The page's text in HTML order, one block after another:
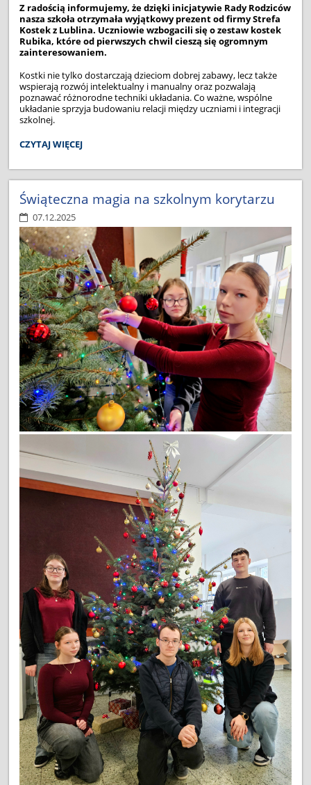
Z radością informujemy, że dzięki inicjatywie Rady Rodziców
nasza szkoła otrzymała wyjątkowy prezent od firmy Strefa
Kostek z Lublina. Uczniowie wzbogacili się o zestaw kostek
Rubika, które od pierwszych chwil cieszą się ogromnym
zainteresowaniem.
Kostki nie tylko dostarczają dzieciom dobrej zabawy, lecz także
wspierają rozwój intelektualny i manualny oraz pozwalają
poznawać różnorodne techniki układania. Co ważne, wspólne
układanie sprzyja budowaniu relacji między uczniami i integracji
szkolnej.
STREFA
NA
SZKOLNYM
KORYTARZU:
CZYTAJ WIĘCEJ
Świąteczna magia na szkolnym korytarzu
07.12.2025